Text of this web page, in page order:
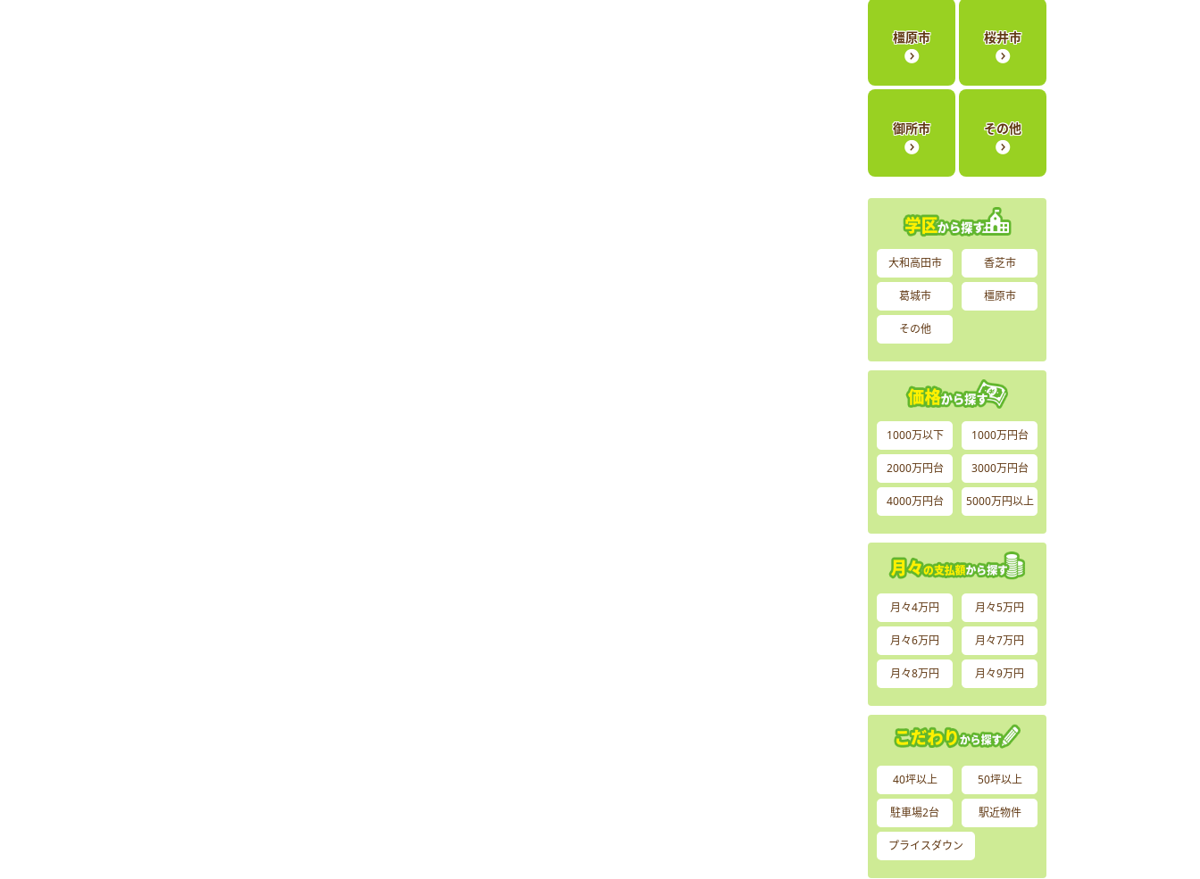
橿原市 桜井市
御所市 その他
大和高田市 香芝市
葛城市 橿原市
その他
1000万以下 1000万円台
2000万円台 3000万円台
4000万円台 5000万円以上
月々4万円 月々5万円
月々6万円 月々7万円
月々8万円 月々9万円
40坪以上 50坪以上
駐車場2台 駅近物件
プライスダウン